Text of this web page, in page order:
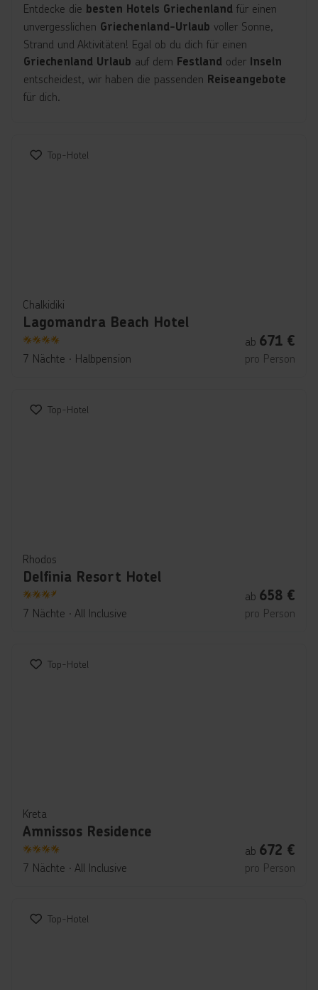
Entdecke die besten Hotels Griechenland für einen
unvergesslichen Griechenland-Urlaub voller Sonne,
Strand und Aktivitäten! Egal ob du dich für einen
Griechenland Urlaub auf dem Festland oder Inseln
entscheidest, wir haben die passenden Reiseangebote
für dich.
Top-Hotel
Chalkidiki
Lagomandra Beach Hotel
4
7 Nächte ∙ Halbpension
ab 671 €
pro Person
Top-Hotel
Rhodos
Delfinia Resort Hotel
3.5
7 Nächte ∙ All Inclusive
ab 658 €
pro Person
Top-Hotel
Kreta
Amnissos Residence
4
7 Nächte ∙ All Inclusive
ab 672 €
pro Person
Top-Hotel